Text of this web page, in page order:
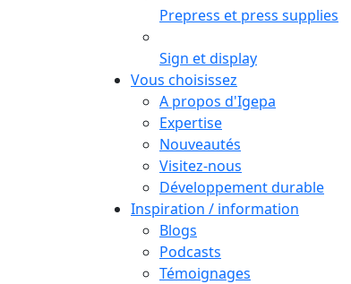
Prepress et press supplies
Sign et display
Vous choisissez
A propos d'Igepa
Expertise
Nouveautés
Visitez-nous
Développement durable
Inspiration / information
Blogs
Podcasts
Témoignages